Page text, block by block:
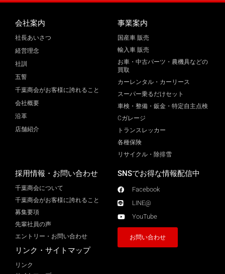
会社案内
社長あいさつ
経営理念
社訓
五誓
千葉商会がお客様に誇れること
会社概要
沿革
店舗紹介
事業案内
国産車 販売
輸入車 販売
お車・中古パーツ・農機具などの
買取
カーレンタル・カーリース
スーパー乗るだけセット
車検・整備・鈑金・特定自主点検
Cガレージ
トランスレッカー
各種保険
リサイクル・除排雪
採用情報・お問い合わせ
千葉商会について
千葉商会がお客様に誇れること​
募集要項
先輩社員の声
エントリー・お問い合わせ
リンク・サイトマップ
リンク
SNSでお得な情報配信中
Facebook
LINE@
YouTube
お問い合わせ